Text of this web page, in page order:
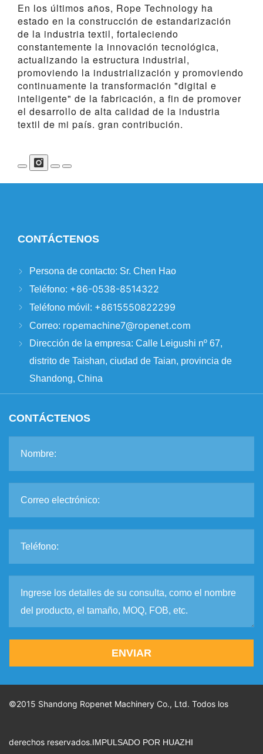
En los últimos años, Rope Technology ha
estado en la construcción de estandarización
de la industria textil, fortaleciendo
constantemente la innovación tecnológica,
actualizando la estructura industrial,
promoviendo la industrialización y promoviendo
continuamente la transformación "digital e
inteligente" de la fabricación, a fin de promover
el desarrollo de alta calidad de la industria
textil de mi país. gran contribución.
CONTÁCTENOS
Persona de contacto: Sr. Chen Hao
Teléfono: +86-0538-8514322
Teléfono móvil: +8615550822299
Correo: ropemachine7@ropenet.com
Dirección de la empresa: Calle Leigushi nº 67,
distrito de Taishan, ciudad de Taian, provincia de
Shandong, China
CONTÁCTENOS
ENVIAR
©2015 Shandong Ropenet Machinery Co., Ltd. Todos los
derechos reservados.IMPULSADO POR HUAZHI